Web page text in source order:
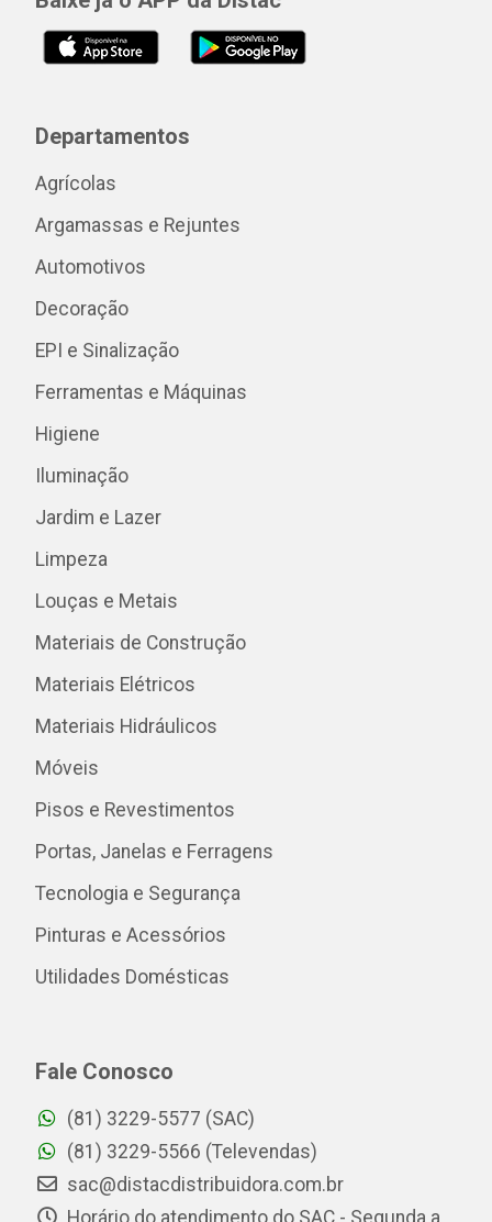
Departamentos
Agrícolas
Argamassas e Rejuntes
Automotivos
Decoração
EPI e Sinalização
Ferramentas e Máquinas
Higiene
Iluminação
Jardim e Lazer
Limpeza
Louças e Metais
Materiais de Construção
Materiais Elétricos
Materiais Hidráulicos
Móveis
Pisos e Revestimentos
Portas, Janelas e Ferragens
Tecnologia e Segurança
Pinturas e Acessórios
Utilidades Domésticas
Fale Conosco
(81) 3229-5577 (SAC)
(81) 3229-5566 (Televendas)
sac@distacdistribuidora.com.br
Horário do atendimento do SAC - Segunda a